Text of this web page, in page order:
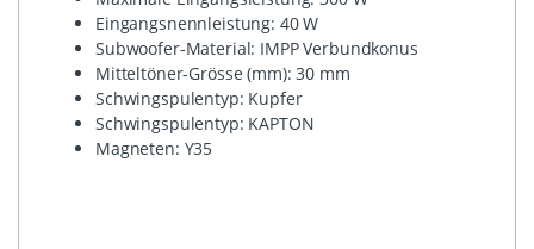
Eingangsnennleistung: 40 W
Subwoofer-Material: IMPP Verbundkonus
Mitteltöner-Grösse (mm): 30 mm
Schwingspulentyp: Kupfer
Schwingspulentyp: KAPTON
Magneten: Y35